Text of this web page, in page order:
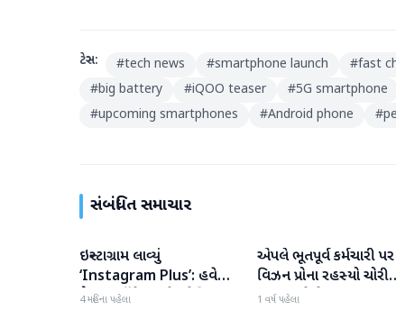
ટેગ્સ: #tech news #smartphone launch #fast
#big battery #iQOO teaser #5G smartphone
#upcoming smartphones #Android phone #
સંબંધિત સમાચાર
ગેજેટ
ઇન્સ્ટાગ્રામ લાવ્યું
‘Instagram Plus’: હવે
પૈસા ખર્ચીને મળશે સ્પેશિયલ
4 મહિના પહેલા
ગેજેટ
એપલે ભૂતપૂર્વ કર્મચારી પર
વિઝન પ્રોના રહસ્યો ચોરી
કરવા અને વેપાર કરવા બદલ
1 વર્ષ પહેલા